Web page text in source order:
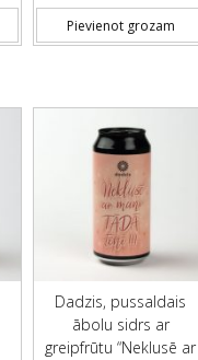
Pievienot grozam
Dadzis, pussaldais
ābolu sidrs ar
greipfrūtu “Neklusē ar